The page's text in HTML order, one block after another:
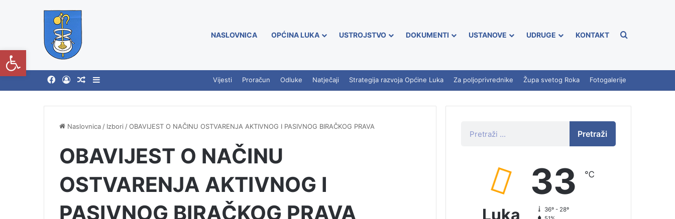
NASLOVNICA OPĆINA LUKA USTROJSTVO DOKUMENTI USTANOVE UDRUGE KONTAKT
Vijesti Proračun Odluke Natječaji Strategija razvoja Općine Luka Za poljoprivrednike Župa svetog Roka Fotogalerije
Naslovnica / Izbori /OBAVIJEST O NAČINU OSTVARENJA AKTIVNOG I PASIVNOG BIRAČKOG PRAVA
OBAVIJEST O NAČINU
OSTVARENJA AKTIVNOG I
PASIVNOG BIRAČKOG PRAVA
Pretraži
Luka
33 ℃
36º - 28º
Open toolbar